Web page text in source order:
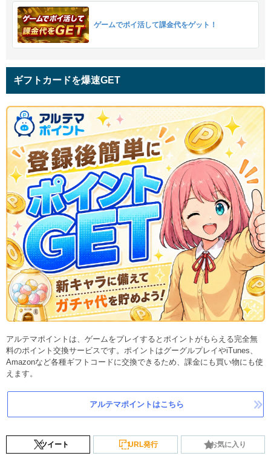
ゲームでポイ活して課金代をゲット！
ギフトカードを爆速GET
アルテマポイントは、ゲームをプレイするとポイントがもらえる完全無
料のポイント交換サービスです。ポイントはグーグルプレイやiTunes、
Amazonなど各種ギフトコードに交換できるため、課金にも買い物にも使
えます。
アルテマポイントはこちら
ツイート URL発行 お気に入り